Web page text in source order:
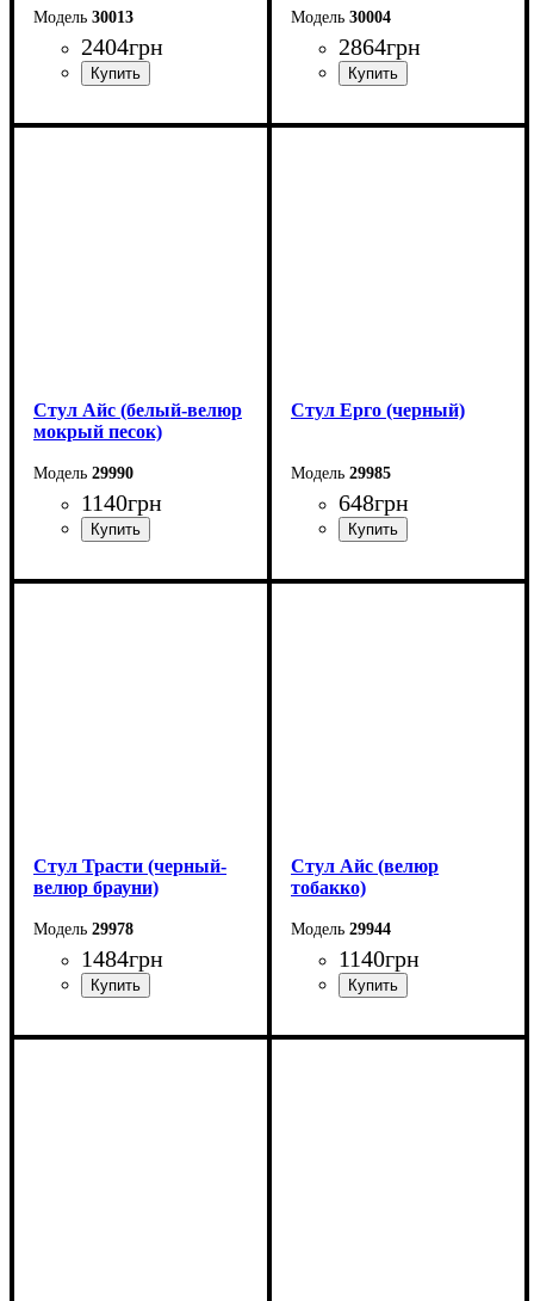
30013
2404грн
Ширина: 58 см
30004
2864грн
Ширина: 58 см
Стул Айс (белый-велюр
мокрый песок)
29990
1140грн
Ширина: 41 см
Стул Ерго (черный)
29985
648грн
Ширина: 39 см
Стул Трасти (черный-
велюр брауни)
29978
1484грн
Ширина: 47 см
Стул Айс (велюр
тобакко)
29944
1140грн
Ширина: 41 см